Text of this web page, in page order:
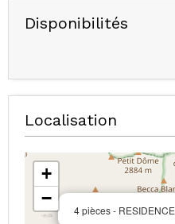
Disponibilités
Localisation
4 pièces -
+
−